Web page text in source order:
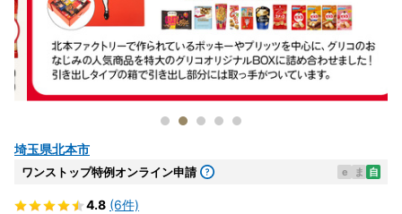
埼玉県北本市
ワンストップ特例オンライン申請 e ま 自
4.8 (6件)